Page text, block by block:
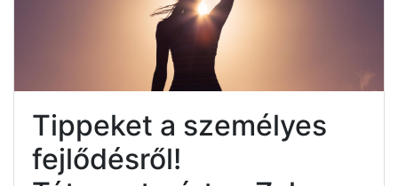
Tippeket a személyes
fejlődésről!